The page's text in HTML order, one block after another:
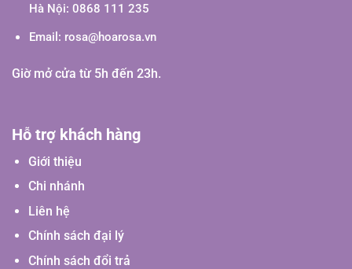
Hà Nội: 0868 111 235
Email: rosa@hoarosa.vn
Giờ mở cửa từ 5h đến 23h.
Hỗ trợ khách hàng
Giới thiệu
Chi nhánh
Liên hệ
Chính sách đại lý
Chính sách đổi trả